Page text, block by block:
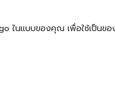
ในแบบของคุณ เพื่อใช้เป็น